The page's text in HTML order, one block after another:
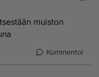
muiston
Kommentoi